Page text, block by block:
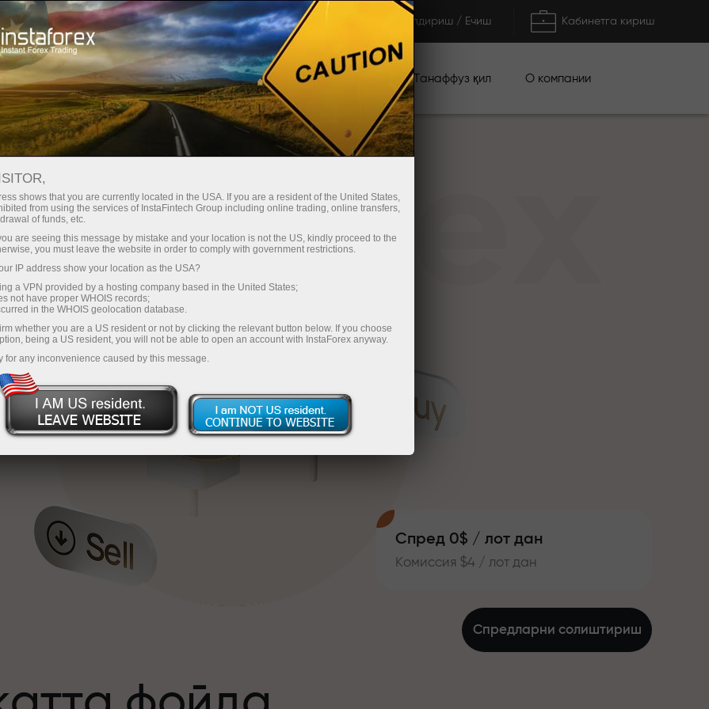
Ҳисоб-варағини тез очиш Савдо платформаси Тўлдириш / Ечиш Кабинетга кириш
Энди иш
учун
Инвесторлар
учун
Ҳамкорлар учун Промоакциялар Танаффуз қил О компании
Спред 0$ / лот дан
Комиссия $4 / лот дан
Спредларни солиштириш
shows that you are currently located in the USA. If you are a resident of the United States,
from using the services of InstaFintech Group including online trading, online transfers,
of funds, etc.
are seeing this message by mistake and your location is not the US, kindly proceed to the
you must leave the website in order to comply with government restrictions.
IP address show your location as the USA?
a VPN provided by a hosting company based in the United States;
not have proper WHOIS records;
in the WHOIS geolocation database.
whether you are a US resident or not by clicking the relevant button below. If you choose
being a US resident, you will not be able to open an account with InstaForex anyway.
for any inconvenience caused by this message.